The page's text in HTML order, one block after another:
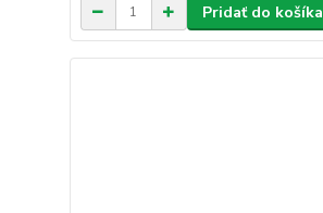
Pridať do košíka